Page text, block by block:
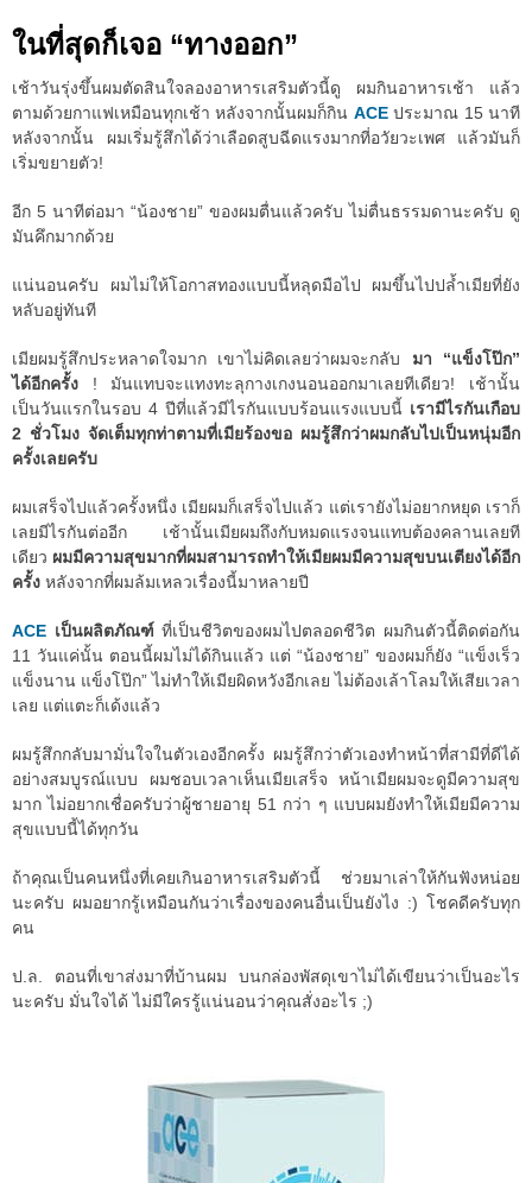
ในที่สุดก็เจอ “ทางออก”
เช้าวันรุ่งขึ้นผมตัดสินใจลองอาหารเสริมตัวนี้ดู ผมกินอาหารเช้า แล้ว
ตามด้วยกาแฟเหมือนทุกเช้า หลังจากนั้นผมก็กิน ACEประมาณ 15 นาที
หลังจากนั้น ผมเริ่มรู้สึกได้ว่าเลือดสูบฉีดแรงมากที่อวัยวะเพศ แล้วมันก็
เริ่มขยายตัว!
อีก 5 นาทีต่อมา “น้องชาย” ของผมตื่นแล้วครับ ไม่ตื่นธรรมดานะครับ ดู
มันคึกมากด้วย
แน่นอนครับ ผมไม่ให้โอกาสทองแบบนี้หลุดมือไป ผมขึ้นไปปล้ำเมียที่ยัง
หลับอยู่ทันที
เมียผมรู้สึกประหลาดใจมาก เขาไม่คิดเลยว่าผมจะกลับ มา “แข็งโป๊ก”
ได้อีกครั้ง ! มันแทบจะแทงทะลุกางเกงนอนออกมาเลยทีเดียว! เช้านั้น
เป็นวันแรกในรอบ 4 ปีที่แล้วมีไรกันแบบร้อนแรงแบบนี้ เรามีไรกันเกือบ
2 ชั่วโมง จัดเต็มทุกท่าตามที่เมียร้องขอ ผมรู้สึกว่าผมกลับไปเป็นหนุ่มอีก
ครั้งเลยครับ
ผมเสร็จไปแล้วครั้งหนึ่ง เมียผมก็เสร็จไปแล้ว แต่เรายังไม่อยากหยุด เราก็
เลยมีไรกันต่ออีก เช้านั้นเมียผมถึงกับหมดแรงจนแทบต้องคลานเลยที
เดียว ผมมีความสุขมากที่ผมสามารถทำให้เมียผมมีความสุขบนเตียงได้อีก
ครั้ง หลังจากที่ผมล้มเหลวเรื่องนี้มาหลายปี
ACE เป็นผลิตภัณฑ์ที่เป็นชีวิตของผมไปตลอดชีวิต ผมกินตัวนี้ติดต่อกัน
11 วันแค่นั้น ตอนนี้ผมไม่ได้กินแล้ว แต่ “น้องชาย” ของผมก็ยัง “แข็งเร็ว
แข็งนาน แข็งโป๊ก” ไม่ทำให้เมียผิดหวังอีกเลย ไม่ต้องเล้าโลมให้เสียเวลา
เลย แต่แตะก็เด้งแล้ว
ผมรู้สึกกลับมามั่นใจในตัวเองอีกครั้ง ผมรู้สึกว่าตัวเองทำหน้าที่สามีที่ดีได้
อย่างสมบูรณ์แบบ ผมชอบเวลาเห็นเมียเสร็จ หน้าเมียผมจะดูมีความสุข
มาก ไม่อยากเชื่อครับว่าผู้ชายอายุ 51 กว่า ๆ แบบผมยังทำให้เมียมีความ
สุขแบบนี้ได้ทุกวัน
ถ้าคุณเป็นคนหนึ่งที่เคยเกินอาหารเสริมตัวนี้ ช่วยมาเล่าให้กันฟังหน่อย
นะครับ ผมอยากรู้เหมือนกันว่าเรื่องของคนอื่นเป็นยังไง :) โชคดีครับทุก
คน
ป.ล. ตอนที่เขาส่งมาที่บ้านผม บนกล่องพัสดุเขาไม่ได้เขียนว่าเป็นอะไร
นะครับ มั่นใจได้ ไม่มีใครรู้แน่นอนว่าคุณสั่งอะไร ;)